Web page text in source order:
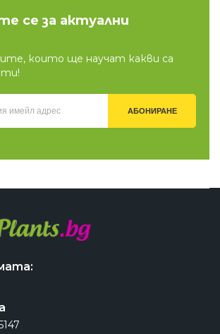
се за актуални
които ще научат какви са
АБОНИРАНЕ